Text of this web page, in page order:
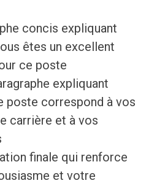
concis expliquant
êtes un excellent
ce poste
expliquant
poste correspond à vos
carrière et à vos
finale qui renforce
et votre